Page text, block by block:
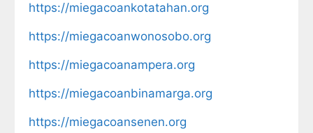
https://miegacoankotatahan.org
https://miegacoanwonosobo.org
https://miegacoanampera.org
https://miegacoanbinamarga.org
https://miegacoansenen.org